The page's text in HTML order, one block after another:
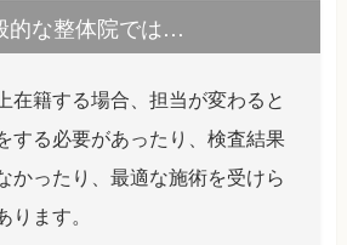
的な整体院では…
在籍する場合、担当が変わると
する必要があったり、検査結果
かったり、最適な施術を受けら
ます。